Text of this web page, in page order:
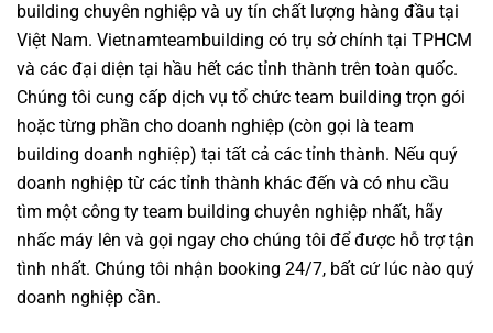
building chuyên nghiệp và uy tín chất lượng hàng đầu tại
Việt Nam. Vietnamteambuilding có trụ sở chính tại TPHCM
và các đại diện tại hầu hết các tỉnh thành trên toàn quốc.
Chúng tôi cung cấp dịch vụ tổ chức team building trọn gói
hoặc từng phần cho doanh nghiệp (còn gọi là team
building doanh nghiệp) tại tất cả các tỉnh thành. Nếu quý
doanh nghiệp từ các tỉnh thành khác đến và có nhu cầu
tìm một công ty team building chuyên nghiệp nhất, hãy
nhấc máy lên và gọi ngay cho chúng tôi để được hỗ trợ tận
tình nhất. Chúng tôi nhận booking 24/7, bất cứ lúc nào quý
doanh nghiệp cần.